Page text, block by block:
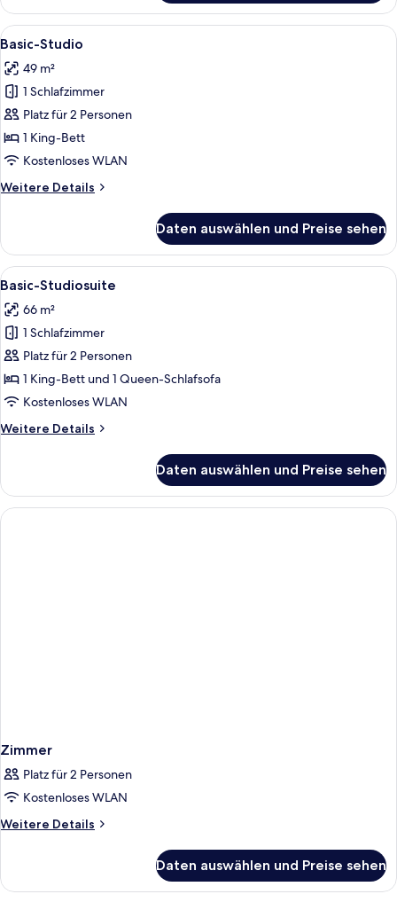
Doppel-
oder
-
Alle
Fotos
für
Basic-
Studio
anzeigen
Ein Hotelzimmer mit einem großen
4
Basic-Studio
49 m²
1 Schlafzimmer
Platz für 2 Personen
1 King-Bett
Kostenloses WLAN
Weitere Details
Weitere
Studio
Daten auswählen und Preise sehen
Alle
Fotos
für
Basic-
Studiosuite
anzeigen
Ein Paar in einem Hotelzimmer, das
6
Basic-Studiosuite
66 m²
1 Schlafzimmer
Platz für 2 Personen
1 King-Bett und 1 Queen-Schlafsofa
Kostenloses WLAN
Weitere Details
Weitere
Studiosuite
Daten auswählen und Preise sehen
Zimmer
Platz für 2 Personen
Kostenloses WLAN
Weitere Details
Weitere
Daten auswählen und Preise sehen